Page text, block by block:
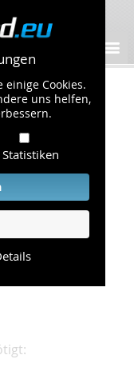
Cookies.
uns helfen,
Statistiken
einzuhalten.
unserer